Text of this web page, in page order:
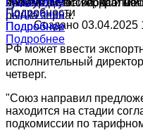
культур в России,
рынка зерна.
Подробнее
ячменя, муки и
Подробнее
производства зерна и
Подробнее
Подробнее
Подробности
Создано 03.04.2025
РФ может ввести
исполнительный
четверг.
"Союз направил
находится на стадии
подкомиссии по